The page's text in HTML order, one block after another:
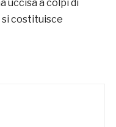
uccisa a colpi di
si costituisce